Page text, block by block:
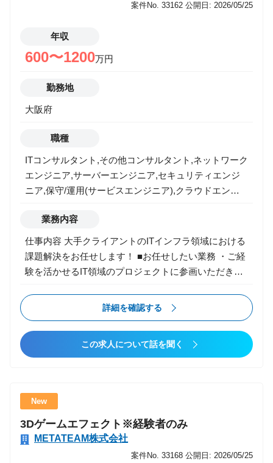
案件No. 33162 公開日: 2026/05/25
年収
600〜1200万円
勤務地
大阪府
職種
ITコンサルタント,その他コンサルタント,ネットワーク
エンジニア,サーバーエンジニア,セキュリティエンジ
ニア,保守/運用(サービスエンジニア),クラウドエンジ
業務内容
仕事内容 大手クライアントのITインフラ領域における
課題解決をお任せします！ ■お任せしたい業務 ・ご経
験を活かせるIT領域のプロジェクトに参画いただき、
ら担当プロジェクトを完遂 ・要件定義などの上流工程
から携わりプロジェクトでメンバーとして担当領域を
実施 ・PM/PMO案件を複数経験しながらコンサルティ
ング案件にチャレンジ ・拡大・成長する西日本拠点の
コンサルタントとしてキャリアアップしたい方 （スキ
ルアップ、年収アップ） ・会社の成長とともに、自身
も成長していきたい方 ・上流工程から参画し、大企業
に対しバリューを提供していきたい方 ■プロジェクト
詳細を確認する
この求人について話を聞く
New
3Dゲームエフェクト※経験者のみ
METATEAM株式会社
案件No. 33168 公開日: 2026/05/25